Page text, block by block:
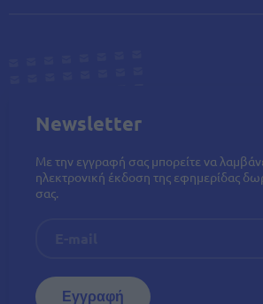
Newsletter
Με την εγγραφή σας μπορείτε να
ηλεκτρονική έκδοση της εφημερίδας
σας.